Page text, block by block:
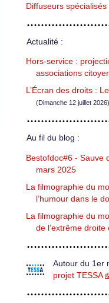
Diffuseurs spécialisés
Actualité :
Hors-service :
associations
L’Écran des droits :
(Dimanche 12 juillet 2026)
Au fil du blog :
Bestofdoc#6 - Sauve
mars 2025
La filmographie du
l’humour dans le
La filmographie du
de l’extrême
Autour du 1er
projet TESSA